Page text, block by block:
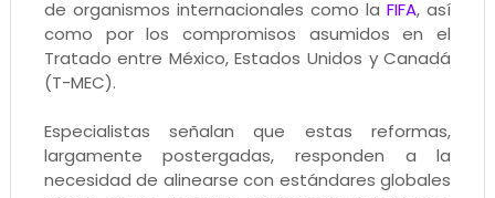
de organismos internacionales como laFIFA, así
como por los compromisos asumidos en el
Tratado entre México, Estados Unidos y Canadá
(T-MEC).
Especialistas señalan que estas reformas,
largamente postergadas, responden a la
necesidad de alinearse con estándares globales